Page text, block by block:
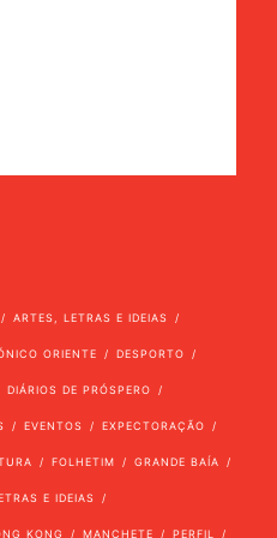
ARTES, LETRAS E IDEIAS
ORIENTE DESPORTO
DIÁRIOS DE PRÓSPERO
EVENTOS EXPECTORAÇÃO
FOLHETIM GRANDE BAÍA
E IDEIAS
KONG MANCHETE PERFIL